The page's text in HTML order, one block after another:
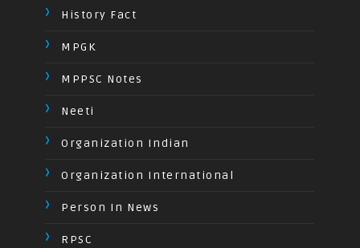
History Fact
MPGK
MPPSC Notes
Neeti
Organization Indian
Organization International
Person In News
RPSC